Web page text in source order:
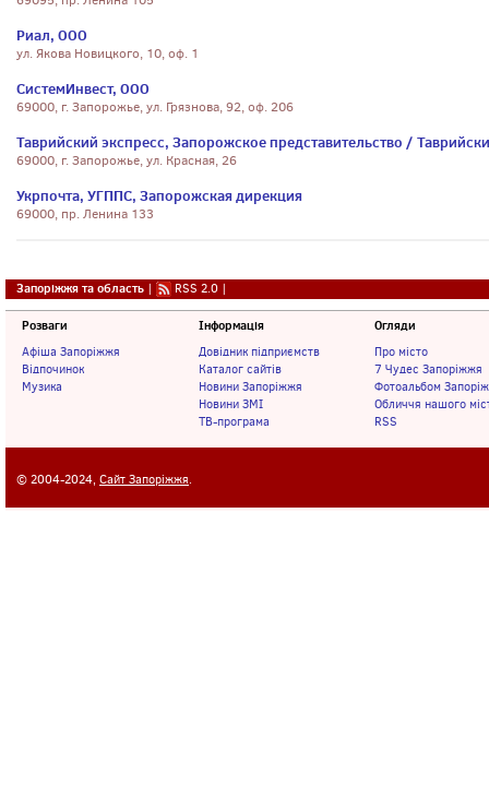
Риал, ООО
ул. Якова Новицкого, 10, оф. 1
СистемИнвест, ООО
69000, г. Запорожье, ул. Грязнова, 92, оф. 206
Таврийский экспресс, Запорожское представительство /
69000, г. Запорожье, ул. Красная, 26
Укрпочта, УГППС, Запорожская дирекция
69000, пр. Ленина 133
Запоріжжя та область | RSS 2.0 |
Розваги
Афіша Запоріжжя
Відпочинок
Музика
Інформація
Довідник підприємств
Каталог сайтів
Новини Запоріжжя
Новини ЗМІ
ТВ-програма
Огляди
Про місто
7 Чудес Запоріжжя
Фотоальбом
Обличчя нашого
RSS
© 2004-2024, Сайт Запоріжжя.